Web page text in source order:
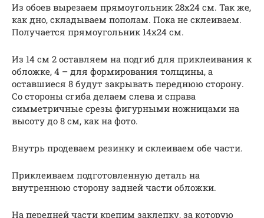
Из обоев вырезаем прямоугольник 28х24 см. Так же,
как дно, складываем пополам. Пока не склеиваем.
Получается прямоугольник 14х24 см.
Из 14 см 2 оставляем на подгиб для приклеивания к
обложке, 4 – для формирования толщины, а
оставшиеся 8 будут закрывать переднюю сторону.
Со стороны сгиба делаем слева и справа
симметричные срезы фигурными ножницами на
высоту до 8 см, как на фото.
Внутрь продеваем резинку и склеиваем обе части.
Приклеиваем подготовленную деталь на
внутреннюю сторону задней части обложки.
На передней части крепим заклепку, за которую